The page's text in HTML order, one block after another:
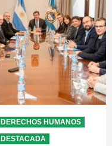
DERECHOS HUMANOS
DESTACADA